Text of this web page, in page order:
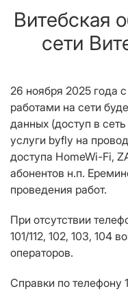
Витебская
сети
26 ноября 2025 года
работами на сети
данных (доступ в
услуги byfly на
доступа НomeWi-Fi,
абонентов н.п.
проведения работ.
При отсутствии
101/112, 102, 103, 104
операторов.
Справки по телефону